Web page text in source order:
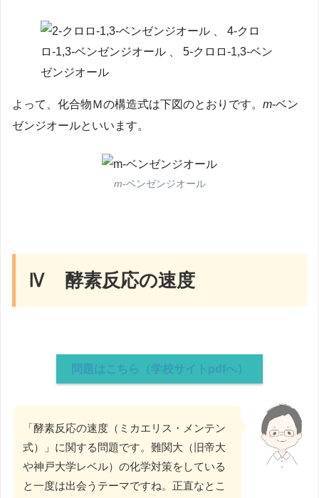
よって、化合物Ｍの構造式は下図のとおりです。 m-ベン
ゼンジオールといいます。
m-ベンゼンジオール
Ⅳ 酵素反応の速度
問題はこちら（学校サイトpdfへ）
「酵素反応の速度（ミカエリス・メンテン
式）」に関する問題です。難関大（旧帝大
や神戸大学レベル）の化学対策をしている
と一度は出会うテーマですね。正直なとこ